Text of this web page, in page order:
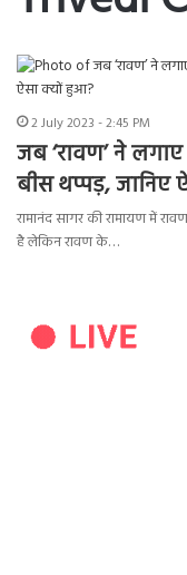
2 July 2023 - 2:45 PM
जब ‘रावण’ ने
बीस थप्पड़, जानिए
रामानंद सागर की रामायण में
है लेकिन रावण के…